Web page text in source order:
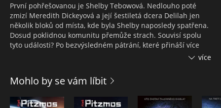
První pohřešovanou je Shelby Tebowová. Nedlouho poté
zmizí Meredith Dickeyová a její šestiletá dcera Delilah jen
několik bloků od místa, kde byla Shelby naposledy spatřena.
Dosud poklidnou komunitu přemůže strach. Souvisí spolu
tyto události? Po bezvýsledném pátrání, které přináší více
otázek než odpovědí, případ nakonec nedojde rozuzlení.
vrací. Všichni chtějí vědět, co se jí stalo, ale nikdo není
více
Mohlo by se vám líbit